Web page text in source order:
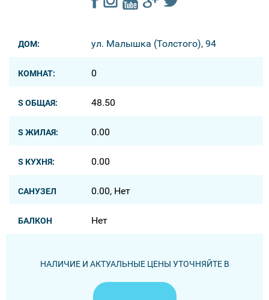
ДОМ: ул. Малышка (Толстого), 94
КОМНАТ: 0
S ОБЩАЯ: 48.50
S ЖИЛАЯ: 0.00
S КУХНЯ: 0.00
САНУЗЕЛ 0.00, Нет
БАЛКОН Нет
НАЛИЧИЕ И АКТУАЛЬНЫЕ ЦЕНЫ УТОЧНЯЙТЕ В